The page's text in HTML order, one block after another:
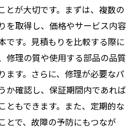
とが大切です。まずは、複数の
を取得し、価格やサービス内容
です。見積もりを比較する際に
修理の質や使用する部品の品質
ます。さらに、修理が必要なパ
か確認し、保証期間内であれば
ともできます。また、定期的な
とで、故障の予防にもつなが